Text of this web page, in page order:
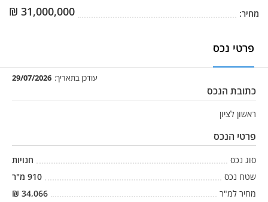
מחיר: 31,000,000
₪
פרטי נכס
עודכן בתאריך: 29/07/2026
כתובת הנכס
ראשון לציון
פרטי הנכס
סוג נכס
חנויות
שטח נכס
910 מ"ר
מחיר למ"ר
34,066
₪